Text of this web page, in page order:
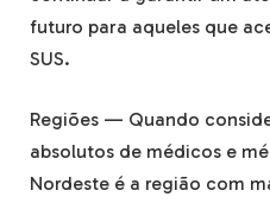
futuro para aqueles que
SUS.
Regiões — Quando
absolutos de médicos e
Nordeste é a região com